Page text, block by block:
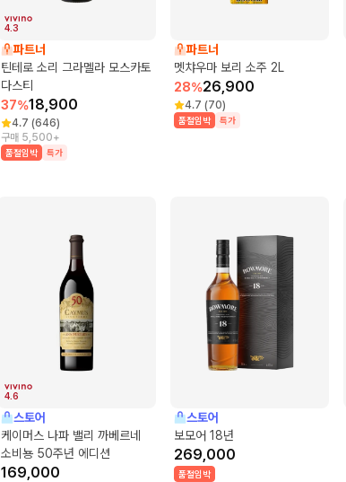
4.3
파트너
틴테로 소리 그라멜라 모스카토
다스티
37%18,900
4.7 (646)
구매 5,500+
품절임박 특가
파트너
멧챠우마 보리 소주 2L
28%26,900
4.7 (70)
품절임박 특가
4.6
스토어
케이머스 나파 밸리 까베르네
소비뇽 50주년 에디션
169,000
스토어
보모어 18년
269,000
품절임박